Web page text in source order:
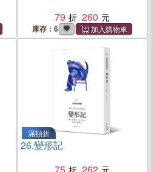
79
260
庫存：6
滿額折
26.變形記